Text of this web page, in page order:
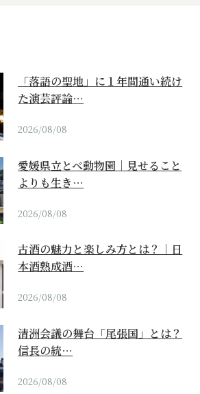
「落語の聖地」に１年間通い続け
た演芸評論…
2026/08/08
愛媛県立とべ動物園｜見せること
よりも生き…
2026/08/08
古酒の魅力と楽しみ方とは？｜日
本酒熟成酒…
2026/08/08
清洲会議の舞台「尾張国」とは？
信長の統…
2026/08/08